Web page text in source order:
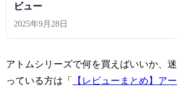
ビュー
2025年9月28日
アトムシリーズで何を買えばいいか、迷
っている方は「
【レビューまとめ】アー